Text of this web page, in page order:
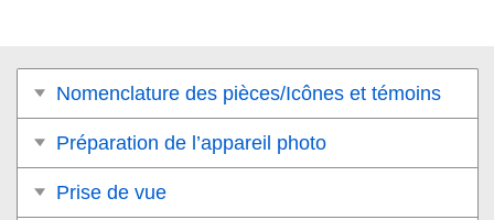
Nomenclature des pièces/Icônes et témoins
Préparation de l’appareil photo
Prise de vue